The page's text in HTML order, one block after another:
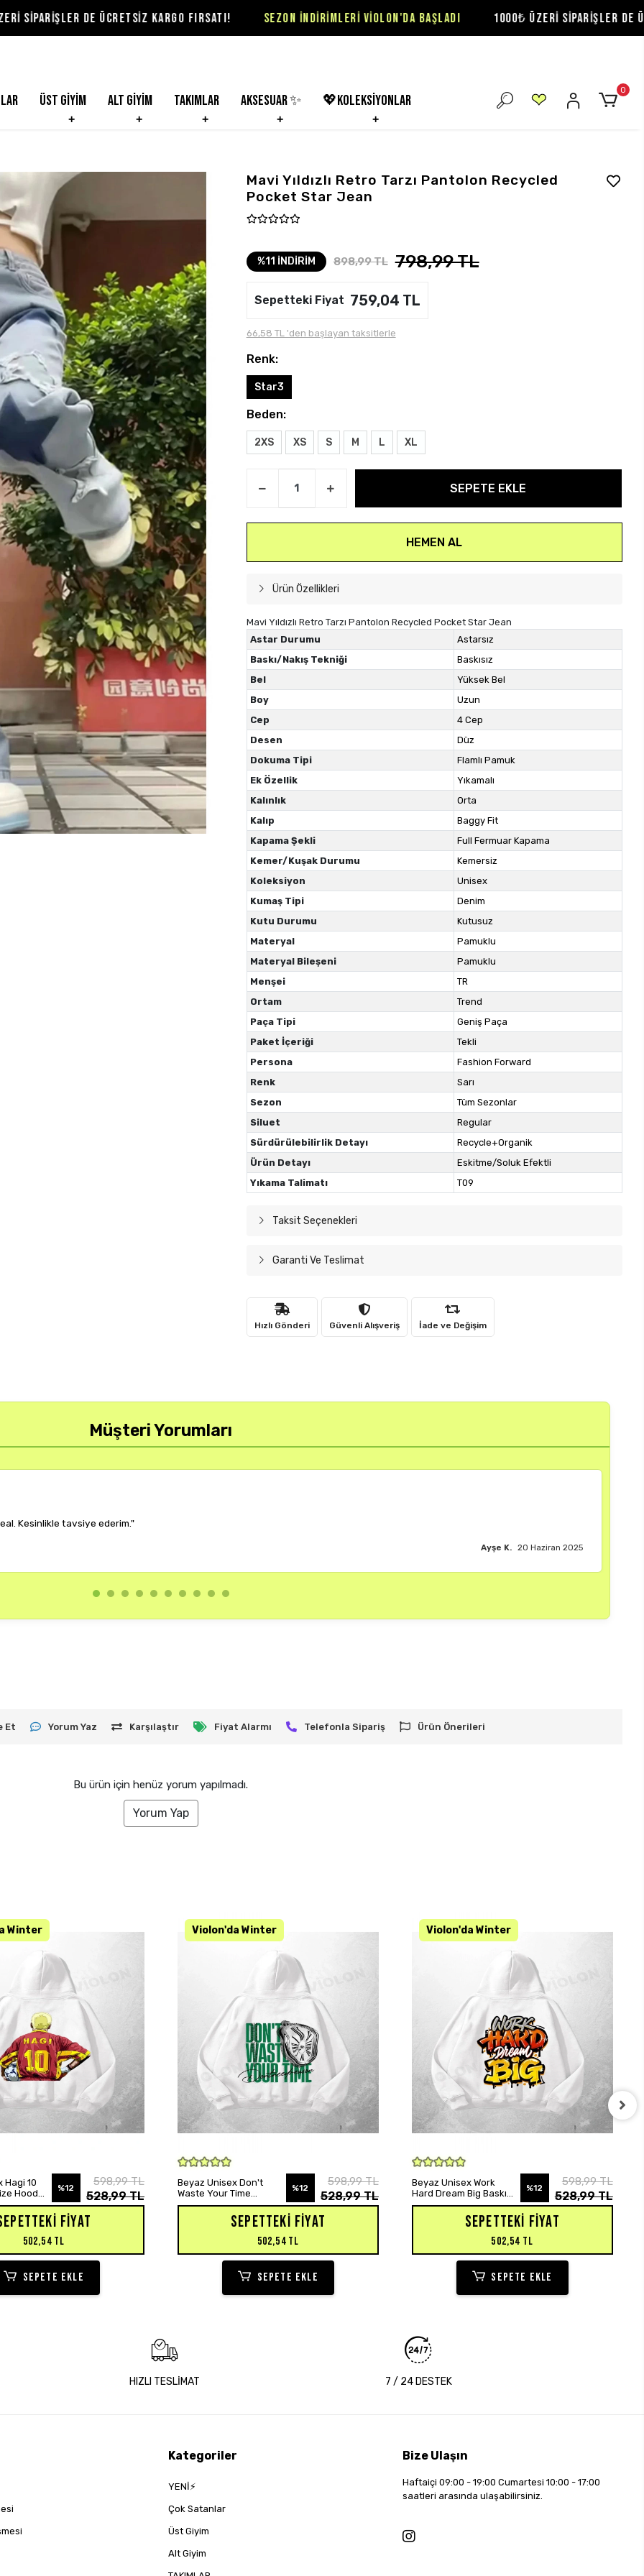
ÜCRETSİZ KARGO FIRSATI! SEZON İNDİRİMLERİ VİOLON'DA BAŞLADI 1000₺ ÜZERİ SİPARİŞLER DE ÜCRETSİZ
Üst Giyim Alt Giyim Takımlar Aksesuar ✨ 💖koleksiyonlar
0
Mavi Yıldızlı Retro Tarzı Pantolon Recycled
Pocket Star Jean
%11 İNDİRİM 898,99 TL 798,99 TL
Sepetteki Fiyat 759,04 TL
66,58 TL 'den başlayan taksitlerle
Renk:
Star3
Beden:
2XS XS S M L XL
SEPETE EKLE
HEMEN AL
Ürün Özellikleri
Mavi Yıldızlı Retro Tarzı Pantolon Recycled Pocket Star Jean
Astar Durumu
Astarsız
Baskı/Nakış Tekniği
Baskısız
Bel
Yüksek Bel
Boy
Uzun
Cep
4 Cep
Desen
Düz
Dokuma Tipi
Flamlı Pamuk
Ek Özellik
Yıkamalı
Kalınlık
Orta
Kalıp
Baggy Fit
Kapama Şekli
Full Fermuar Kapama
Kemer/Kuşak Durumu
Kemersiz
Koleksiyon
Unisex
Kumaş Tipi
Denim
Kutu Durumu
Kutusuz
Materyal
Pamuklu
Materyal Bileşeni
Pamuklu
Menşei
TR
Ortam
Trend
Paça Tipi
Geniş Paça
Paket İçeriği
Tekli
Persona
Fashion Forward
Renk
Sarı
Sezon
Tüm Sezonlar
Siluet
Regular
Sürdürülebilirlik Detayı
Recycle+Organik
Ürün Detayı
Eskitme/Soluk Efektli
Yıkama Talimatı
T09
Taksit Seçenekleri
Garanti Ve Teslimat
Hızlı Gönderi Güvenli Alışveriş İade ve Değişim
Müşteri Yorumları
memnun kaldım."
Burak M. 18 Haziran 2025
Et Yorum Yaz Karşılaştır Fiyat Alarmı Telefonla Sipariş Ürün Önerileri
Bu ürün için henüz yorum yapılmadı.
Yorum Yap
SEPETE EKLE
Hagi 10
Hoodie
%12
598,99 TL
528,99 TL
FIYAT
502,54 TL
SEPETE EKLE
SEPETE EKLE
Beyaz Unisex Don't
Waste Your Time
Baskılı Oversize Hoodie
%12
598,99 TL
528,99 TL
SEPETTEKI FIYAT
502,54 TL
SEPETE EKLE
SEPETE EKLE
Beyaz Unisex Work
Hard Dream Big Baskılı
Oversize Hoodie
%12
598,99 TL
528,99 TL
SEPETTEKI FIYAT
502,54 TL
SEPETE EKLE
HIZLI TESLİMAT 7 / 24 DESTEK
Kategoriler
YENİ⚡
Çok Satanlar
Üst Giyim
Alt Giyim
Bize Ulaşın
Haftaiçi 09:00 - 19:00 Cumartesi 10:00 - 17:00
saatleri arasında ulaşabilirsiniz.